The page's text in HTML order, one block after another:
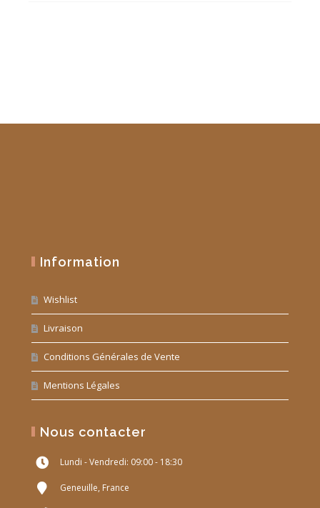
Information
Wishlist
Livraison
Conditions Générales de Vente
Mentions Légales
Nous contacter
Lundi - Vendredi: 09:00 - 18:30
Geneuille, France